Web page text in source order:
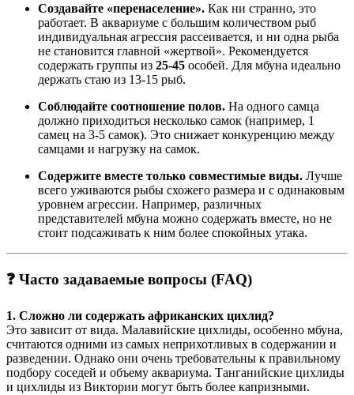
Создавайте «перенаселение». Как ни странно, это
работает. В аквариуме с большим количеством рыб
индивидуальная агрессия рассеивается, и ни одна рыба
не становится главной «жертвой». Рекомендуется
содержать группы из 25-45 особей. Для мбуна идеально
держать стаю из 13-15 рыб.
Соблюдайте соотношение полов. На одного самца
должно приходиться несколько самок (например, 1
самец на 3-5 самок). Это снижает конкуренцию между
самцами и нагрузку на самок.
Содержите вместе только совместимые виды. Лучше
всего уживаются рыбы схожего размера и с одинаковым
уровнем агрессии. Например, различных
представителей мбуна можно содержать вместе, но не
стоит подсаживать к ним более спокойных утака.
❓ Часто задаваемые вопросы (FAQ)
1. Сложно ли содержать африканских цихлид?
Это зависит от вида. Малавийские цихлиды, особенно мбуна,
считаются одними из самых неприхотливых в содержании и
разведении. Однако они очень требовательны к правильному
подбору соседей и объему аквариума. Танганийские цихлиды
и цихлиды из Виктории могут быть более капризными.